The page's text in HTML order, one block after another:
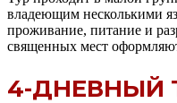
владеющим несколькими
проживание, питание и
священных мест
4-ДНЕВНЫЙ